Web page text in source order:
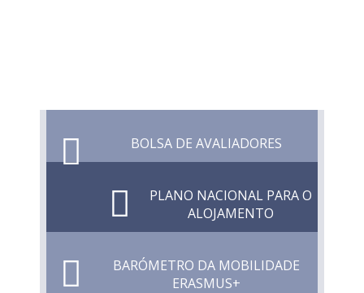
BOLSA DE AVALIADORES
PLANO NACIONAL PARA O
ALOJAMENTO
BARÓMETRO DA MOBILIDADE
ERASMUS+